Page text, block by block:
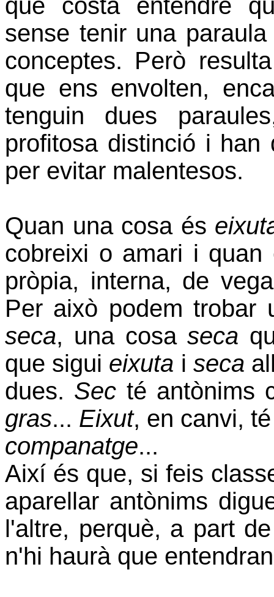
que costa entendre
sense tenir una
conceptes. Però
que ens envolten,
tenguin dues
profitosa distinció i han
per evitar malentesos.
Quan una cosa és
cobreixi o amari i
pròpia, interna, de
Per això podem
seca, una cosaseca
que sigui eixuta i seca
dues. Sec té antònims
gras... Eixut, en canvi,
companatge...
Així és que, si feis
aparellar antònims
l'altre, perquè, a part
n'hi haurà que